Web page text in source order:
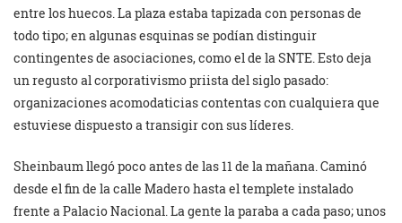
entre los huecos. La plaza estaba tapizada con personas de
todo tipo; en algunas esquinas se podían distinguir
contingentes de asociaciones, como el de la SNTE. Esto deja
un regusto al corporativismo priista del siglo pasado:
organizaciones acomodaticias contentas con cualquiera que
estuviese dispuesto a transigir con sus líderes.
Sheinbaum llegó poco antes de las 11 de la mañana. Caminó
desde el fin de la calle Madero hasta el templete instalado
frente a Palacio Nacional. La gente la paraba a cada paso; unos